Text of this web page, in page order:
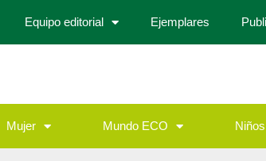
Equipo editorial Ejemplares
Mujer Mundo ECO Niños